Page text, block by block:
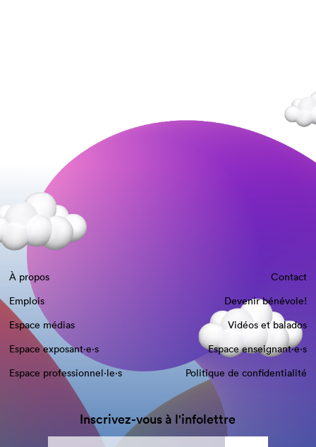
À propos
Contact
Emplois
Devenir bénévole!
Espace médias
Vidéos et balados
Espace exposant·e⋅s
Espace enseignant·e⋅s
Espace professionnel·le⋅s
Politique de confidentialité
Inscrivez-vous à l'infolettre